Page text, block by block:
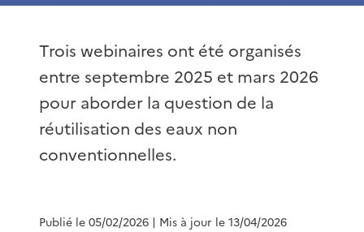
Trois webinaires ont été organisés
entre septembre 2025 et mars 2026
pour aborder la question de la
réutilisation des eaux non
conventionnelles.
Publié le 05/02/2026 | Mis à jour le 13/04/2026